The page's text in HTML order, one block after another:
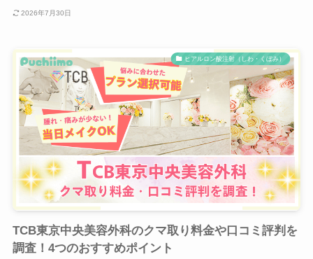
2026年7月30日
ヒアルロン酸注射（しわ・くぼみ）
TCB東京中央美容外科のクマ取り料金や口コミ評判を
調査！4つのおすすめポイント